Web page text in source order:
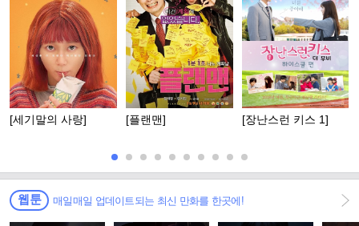
[세기말의 사랑] [플랜맨] [장난스런 키스 1]
웹툰 매일매일 업데이트되는 최신 만화를 한곳에!